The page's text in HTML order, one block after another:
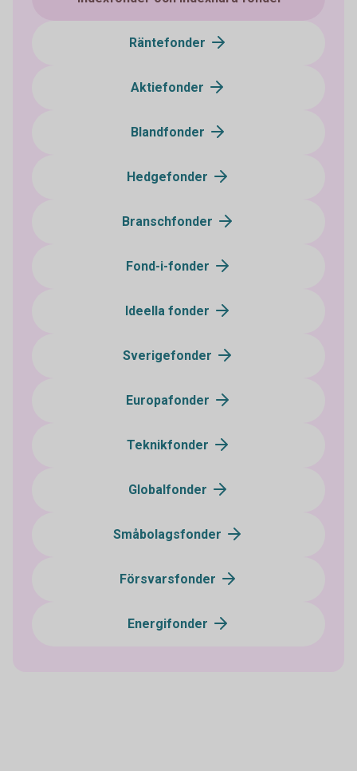
Räntefonder
Aktiefonder
Blandfonder
Hedgefonder
Branschfonder
Fond-i-fonder
Ideella fonder
Sverigefonder
Europafonder
Teknikfonder
Globalfonder
Småbolagsfonder
Försvarsfonder
Energifonder